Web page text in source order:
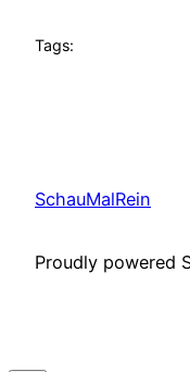
Tags:
SchauMalRein
Proudly powered